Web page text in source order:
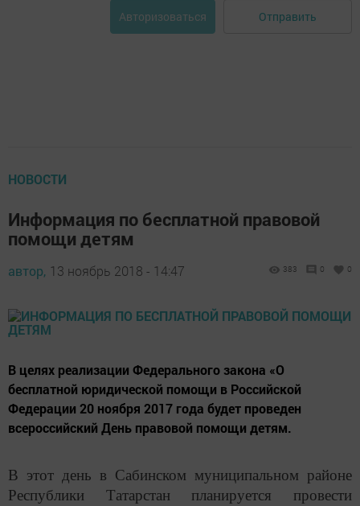
Авторизоваться Отправить
НОВОСТИ
Информация по бесплатной правовой
помощи детям
автор, 13 ноябрь 2018 - 14:47 383 0 0
В целях реализации Федерального закона «О
бесплатной юридической помощи в Российской
Федерации 20 ноября 2017 года будет проведен
всероссийский День правовой помощи детям.
В этот день в Сабинском муниципальном районе
Республики Татарстан планируется провести